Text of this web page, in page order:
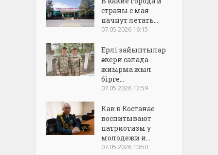
страны с мая
начнут летать...
07.05.2026 16:15
Ерлі зайыптылар
әскери салада
жиырма жыл
бірге...
07.05.2026 12:59
Как в Костанае
воспитывают
патриотизм у
молодежи и...
07.05.2026 10:50